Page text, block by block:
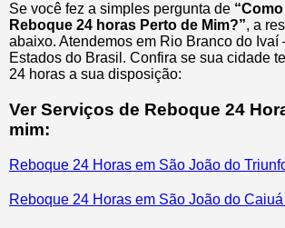
Se você fez a simples pergunta de
Reboque 24 horas Perto de Mim?”, a
abaixo. Atendemos em Rio Branco do Ivaí
Estados do Brasil. Confira se sua cidade
24 horas a sua disposição:
Ver Serviços de Reboque 24
mim:
Reboque 24 Horas em São João do
Reboque 24 Horas em São João do